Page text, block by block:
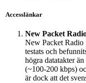
Accesslänkar
New Packet
New Packet Radio
testats och
högra datatakter
(~100-200 kbps)
är dock att det